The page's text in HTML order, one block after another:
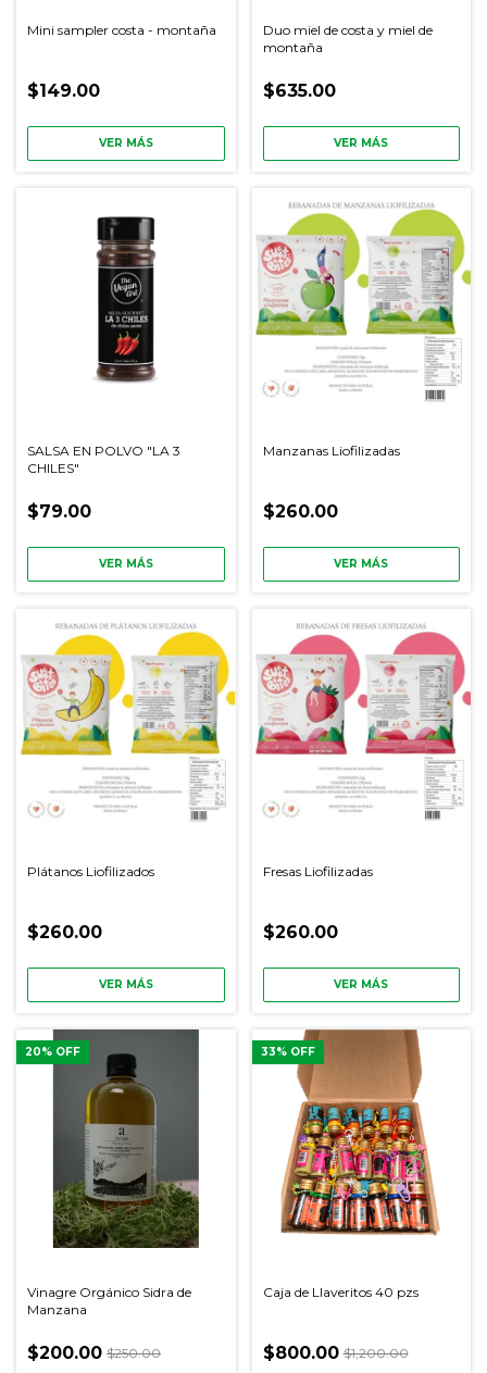
Mini sampler costa - montaña
$149.00
VER MÁS
Duo miel de costa y miel de
montaña
$635.00
VER MÁS
SALSA EN POLVO "LA 3
CHILES"
$79.00
VER MÁS
Manzanas Liofilizadas
$260.00
VER MÁS
Plátanos Liofilizados
$260.00
VER MÁS
Fresas Liofilizadas
$260.00
VER MÁS
20% OFF
Vinagre Orgánico Sidra de
Manzana
$200.00 $250.00
33% OFF
Caja de Llaveritos 40 pzs
$800.00 $1,200.00